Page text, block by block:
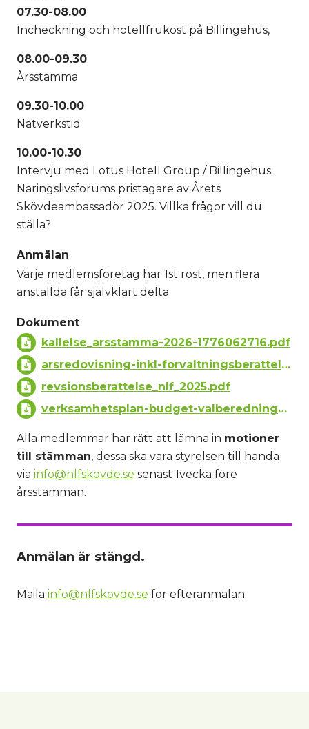
07.30-08.00
Incheckning och hotellfrukost på Billingehus,
08.00-09.30
Årsstämma
09.30-10.00
Nätverkstid
10.00-10.30
Intervju med Lotus Hotell Group / Billingehus.
Näringslivsforums pristagare av Årets
Skövdeambassadör 2025. Villka frågor vill du
ställa?
Anmälan
Varje medlemsföretag har 1st röst, men flera
anställda får självklart delta.
Dokument
kallelse_arsstamma-2026-1776062716.pdf
arsredovisning-inkl-forvaltningsberattelse_nlf_2025.pdf
revsionsberattelse_nlf_2025.pdf
verksamhetsplan-budget-valberedningens-arbete.pdf
Alla medlemmar har rätt att lämna in motioner
till stämman, dessa ska vara styrelsen till handa
via info@nlfskovde.se senast 1vecka före
årsstämman.
Anmälan är stängd.
Maila info@nlfskovde.se för efteranmälan.